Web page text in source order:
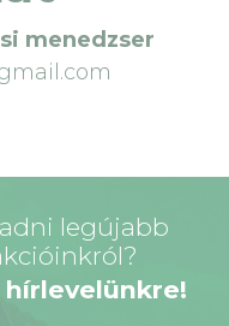
menedzser
legújabb